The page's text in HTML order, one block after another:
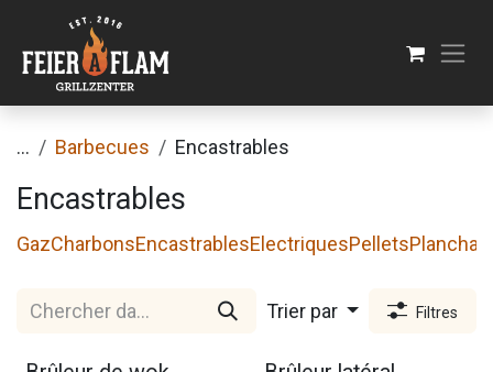
Se rendre au contenu
... Barbecues Encastrables
Encastrables
GazCharbonsEncastrablesElectriquesPelletsPlanchas
Trier par Filtres